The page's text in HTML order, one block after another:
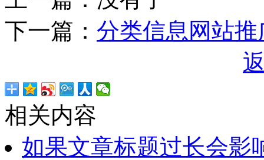
下一篇： 分类信息网站
相关内容
如果文章标题过长会影